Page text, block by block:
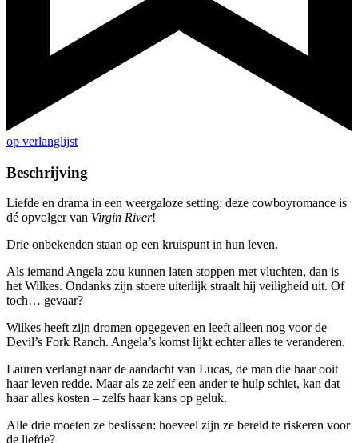
op verlanglijst
Beschrijving
Liefde en drama in een weergaloze setting: deze cowboyromance is
dé opvolger van Virgin River!
Drie onbekenden staan op een kruispunt in hun leven.
Als iemand Angela zou kunnen laten stoppen met vluchten, dan is
het Wilkes. Ondanks zijn stoere uiterlijk straalt hij veiligheid uit. Of
toch… gevaar?
Wilkes heeft zijn dromen opgegeven en leeft alleen nog voor de
Devil’s Fork Ranch. Angela’s komst lijkt echter alles te veranderen.
Lauren verlangt naar de aandacht van Lucas, de man die haar ooit
haar leven redde. Maar als ze zelf een ander te hulp schiet, kan dat
haar alles kosten – zelfs haar kans op geluk.
Alle drie moeten ze beslissen: hoeveel zijn ze bereid te riskeren voor
de liefde?